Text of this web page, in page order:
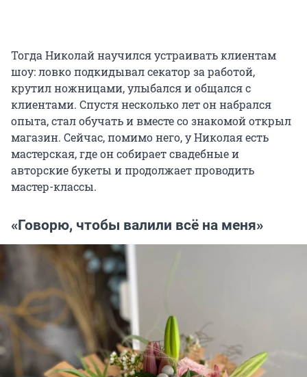
Тогда Николай научился устраивать клиентам
шоу: ловко подкидывал секатор за работой,
крутил ножницами, улыбался и общался с
клиентами. Спустя несколько лет он набрался
опыта, стал обучать и вместе со знакомой открыл
магазин. Сейчас, помимо него, у Николая есть
мастерская, где он собирает свадебные и
авторские букеты и продолжает проводить
мастер-классы.
«Говорю, чтобы валили всё на меня»